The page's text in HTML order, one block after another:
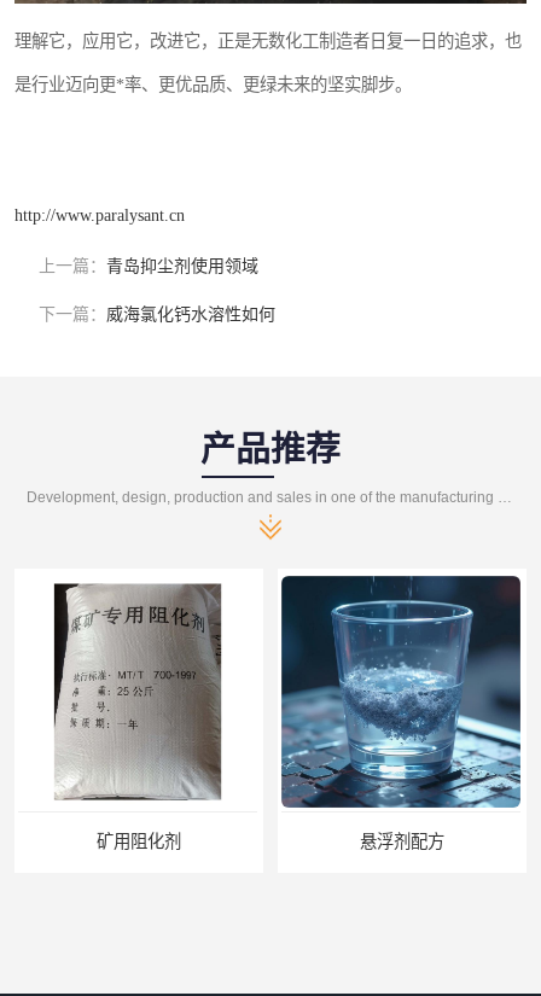
理解它，应用它，改进它，正是无数化工制造者日复一日的追求，也
是行业迈向更*率、更优品质、更绿未来的坚实脚步。
http://www.paralysant.cn
上一篇： 青岛抑尘剂使用领域
下一篇： 威海氯化钙水溶性如何
产品推荐
悬浮剂配方 煤矿悬浮剂